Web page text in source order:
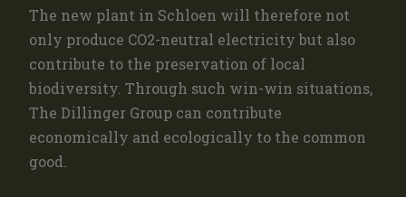
The new plant in Schloen will therefore not
only produce CO2-neutral electricity but also
contribute to the preservation of local
biodiversity. Through such win-win situations,
The Dillinger Group can contribute
economically and ecologically to the common
good.